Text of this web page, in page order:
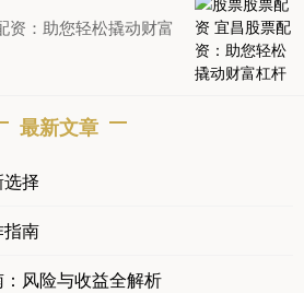
资：助您轻松撬动财富
最新文章
择
南
风险与收益全解析